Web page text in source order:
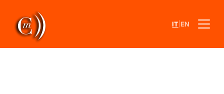
IT EN